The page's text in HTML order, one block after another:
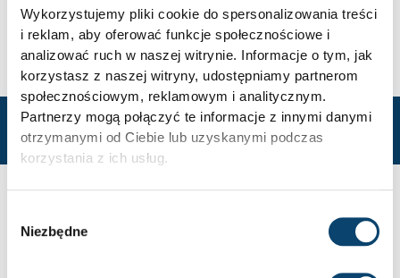
Wykorzystujemy pliki cookie do spersonalizowania treści
i reklam, aby oferować funkcje społecznościowe i
analizować ruch w naszej witrynie. Informacje o tym, jak
korzystasz z naszej witryny, udostępniamy partnerom
społecznościowym, reklamowym i analitycznym.
Partnerzy mogą połączyć te informacje z innymi danymi
otrzymanymi od Ciebie lub uzyskanymi podczas
korzystania z ich usług.
zgody
Niezbędne
👉 Postaw na siłę, efektywność i smak – wybierzYava Labs
Premium Pre Pump Pre-Workout.
NAJCZĘŚCIEJ WYBIERANE